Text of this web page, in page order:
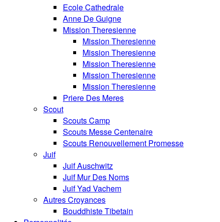
Ecole Cathedrale
Anne De Guigne
Mission Theresienne
Mission Theresienne
Mission Theresienne
Mission Theresienne
Mission Theresienne
Mission Theresienne
Priere Des Meres
Scout
Scouts Camp
Scouts Messe Centenaire
Scouts Renouvellement Promesse
Juif
Juif Auschwitz
Juif Mur Des Noms
Juif Yad Vachem
Autres Croyances
Bouddhiste Tibetain